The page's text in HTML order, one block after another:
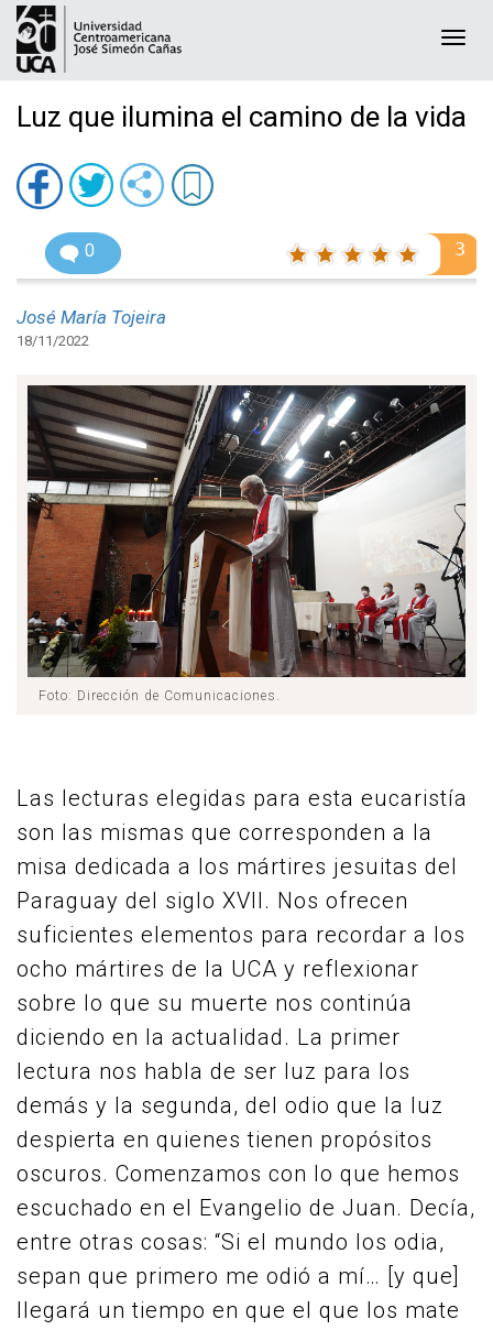
Luz que ilumina el camino de la vida
0 3
José María Tojeira
18/11/2022
Foto: Dirección de Comunicaciones.
Las lecturas elegidas para esta eucaristía
son las mismas que corresponden a la
misa dedicada a los mártires jesuitas del
Paraguay del siglo XVII. Nos ofrecen
suficientes elementos para recordar a los
ocho mártires de la UCA y reflexionar
sobre lo que su muerte nos continúa
diciendo en la actualidad. La primer
lectura nos habla de ser luz para los
demás y la segunda, del odio que la luz
despierta en quienes tienen propósitos
oscuros. Comenzamos con lo que hemos
escuchado en el Evangelio de Juan. Decía,
entre otras cosas: “Si el mundo los odia,
sepan que primero me odió a mí… [y que]
llegará un tiempo en que el que los mate